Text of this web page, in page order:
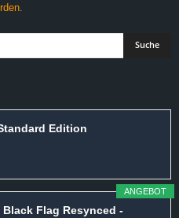
Edition
ANGEBOT
Black Flag Resynced -